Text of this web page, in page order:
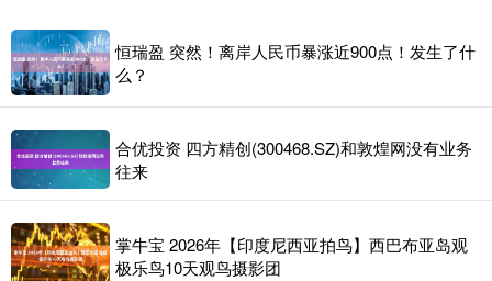
恒瑞盈 突然！离岸人民币暴涨近900点！发生了什
么？
合优投资 四方精创(300468.SZ)和敦煌网没有业务
往来
掌牛宝 2026年【印度尼西亚拍鸟】西巴布亚岛观
极乐鸟10天观鸟摄影团